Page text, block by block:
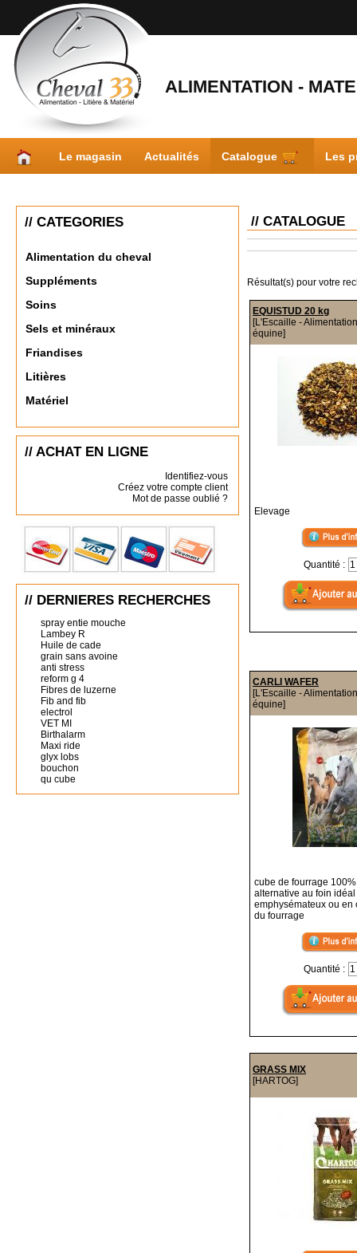
ALIMENTATION -
Le magasin Actualités Catalogue Les
// CATEGORIES
Alimentation du cheval
Suppléments
Soins
Sels et minéraux
Friandises
Litières
Matériel
// ACHAT EN LIGNE
Identifiez-vous
Créez votre compte client
Mot de passe oublié ?
// DERNIERES RECHERCHES
spray entie mouche
Lambey R
Huile de cade
grain sans avoine
anti stress
reform g 4
Fibres de luzerne
Fib and fib
electrol
VET MI
Birthalarm
Maxi ride
glyx lobs
bouchon
qu cube
// CATALOGUE
Résultat(s) pour votre
EQUISTUD 20 kg
[L'Escaille - Alimentation
équine]
Elevage
Quantité :
CARLI WAFER
[L'Escaille - Alimentation
équine]
cube de fourrage
alternative au foin
emphysémateux ou en
du fourrage
Quantité :
GRASS MIX
[HARTOG]